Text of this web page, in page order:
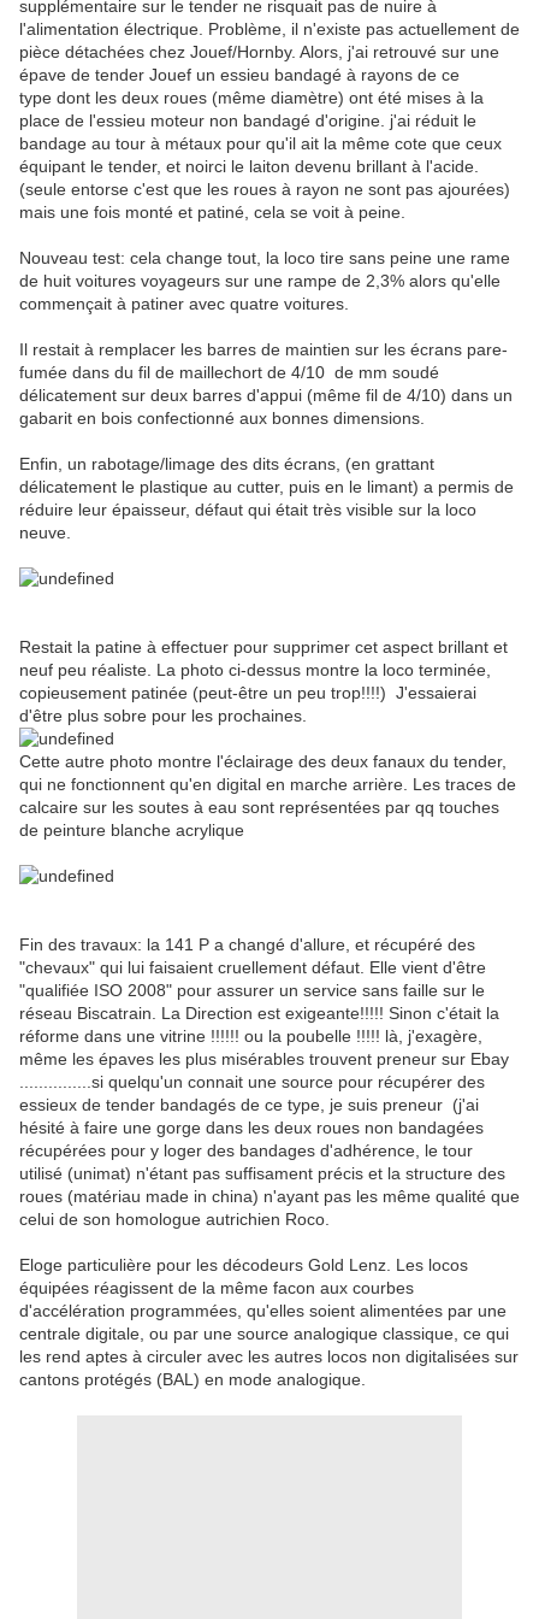
supplémentaire sur le tender ne risquait pas de nuire à
l'alimentation électrique. Problème, il n'existe pas actuellement de
pièce détachées chez Jouef/Hornby. Alors, j'ai retrouvé sur une
épave de tender Jouef un essieu bandagé à rayons de ce
type dont les deux roues (même diamètre) ont été mises à la
place de l'essieu moteur non bandagé d'origine. j'ai réduit le
bandage au tour à métaux pour qu'il ait la même cote que ceux
équipant le tender, et noirci le laiton devenu brillant à l'acide.
(seule entorse c'est que les roues à rayon ne sont pas ajourées)
mais une fois monté et patiné, cela se voit à peine.
Nouveau test: cela change tout, la loco tire sans peine une rame
de huit voitures voyageurs sur une rampe de 2,3% alors qu'elle
commençait à patiner avec quatre voitures.
Il restait à remplacer les barres de maintien sur les écrans pare-
fumée dans du fil de maillechort de 4/10 de mm soudé
délicatement sur deux barres d'appui (même fil de 4/10) dans un
gabarit en bois confectionné aux bonnes dimensions.
Enfin, un rabotage/limage des dits écrans, (en grattant
délicatement le plastique au cutter, puis en le limant) a permis de
réduire leur épaisseur, défaut qui était très visible sur la loco
neuve.
Restait la patine à effectuer pour supprimer cet aspect brillant et
neuf peu réaliste. La photo ci-dessus montre la loco terminée,
copieusement patinée (peut-être un peu trop!!!!) J'essaierai
d'être plus sobre pour les prochaines.
Cette autre photo montre l'éclairage des deux fanaux du tender,
qui ne fonctionnent qu'en digital en marche arrière. Les traces de
calcaire sur les soutes à eau sont représentées par qq touches
de peinture blanche acrylique
Fin des travaux: la 141 P a changé d'allure, et récupéré des
"chevaux" qui lui faisaient cruellement défaut. Elle vient d'être
"qualifiée ISO 2008" pour assurer un service sans faille sur le
réseau Biscatrain. La Direction est exigeante!!!!! Sinon c'était la
réforme dans une vitrine !!!!!! ou la poubelle !!!!! là, j'exagère,
même les épaves les plus misérables trouvent preneur sur Ebay
...............si quelqu'un connait une source pour récupérer des
essieux de tender bandagés de ce type, je suis preneur (j'ai
hésité à faire une gorge dans les deux roues non bandagées
récupérées pour y loger des bandages d'adhérence, le tour
utilisé (unimat) n'étant pas suffisament précis et la structure des
roues (matériau made in china) n'ayant pas les même qualité que
celui de son homologue autrichien Roco.
Eloge particulière pour les décodeurs Gold Lenz. Les locos
équipées réagissent de la même facon aux courbes
d'accélération programmées, qu'elles soient alimentées par une
centrale digitale, ou par une source analogique classique, ce qui
les rend aptes à circuler avec les autres locos non digitalisées sur
cantons protégés (BAL) en mode analogique.